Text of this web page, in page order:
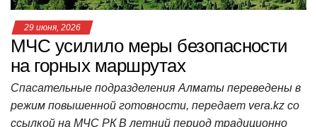
29 июня, 2026
МЧС усилило меры безопасности
на горных маршрутах
Спасательные подразделения Алматы переведены в
режим повышенной готовности, передает vera.kz со
ссылкой на МЧС РК В летний период традиционно